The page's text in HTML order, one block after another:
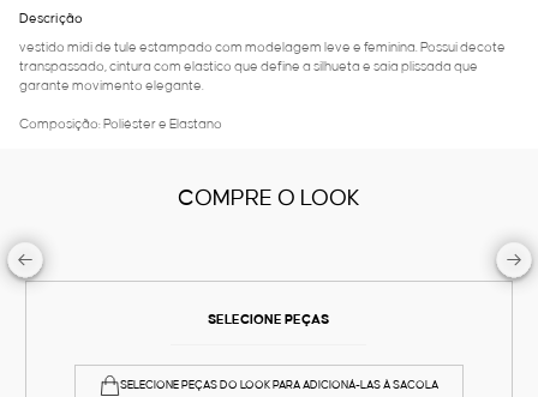
Descrição
vestido midi de tule estampado com modelagem leve e feminina. Possui decote
transpassado, cintura com elastico que define a silhueta e saia plissada que
garante movimento elegante.
Composição: Poliéster e Elastano
COMPRE O LOOK
SELECIONE PEÇAS
SELECIONE PEÇAS DO LOOK PARA ADICIONÁ-LAS À SACOLA